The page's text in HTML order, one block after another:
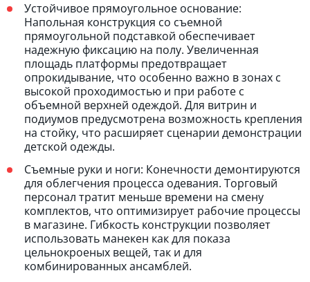
Устойчивое прямоугольное основание:
Напольная конструкция со съемной
прямоугольной подставкой обеспечивает
надежную фиксацию на полу. Увеличенная
площадь платформы предотвращает
опрокидывание, что особенно важно в зонах с
высокой проходимостью и при работе с
объемной верхней одеждой. Для витрин и
подиумов предусмотрена возможность крепления
на стойку, что расширяет сценарии демонстрации
детской одежды.
Съемные руки и ноги: Конечности демонтируются
для облегчения процесса одевания. Торговый
персонал тратит меньше времени на смену
комплектов, что оптимизирует рабочие процессы
в магазине. Гибкость конструкции позволяет
использовать манекен как для показа
цельнокроеных вещей, так и для
комбинированных ансамблей.